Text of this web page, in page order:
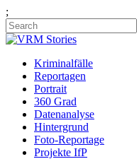
;
Kriminalfälle
Reportagen
Portrait
360 Grad
Datenanalyse
Hintergrund
Foto-Reportage
Projekte IfP